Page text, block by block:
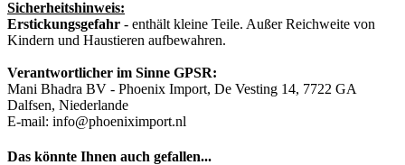
Sicherheitshinweis:
Erstickungsgefahr - enthält kleine Teile. Außer Reichweite von
Kindern und Haustieren aufbewahren.
Verantwortlicher im Sinne GPSR:
Mani Bhadra BV - Phoenix Import, De Vesting 14, 7722 GA
Dalfsen, Niederlande
E-mail: info@phoeniximport.nl
Das könnte Ihnen auch gefallen...